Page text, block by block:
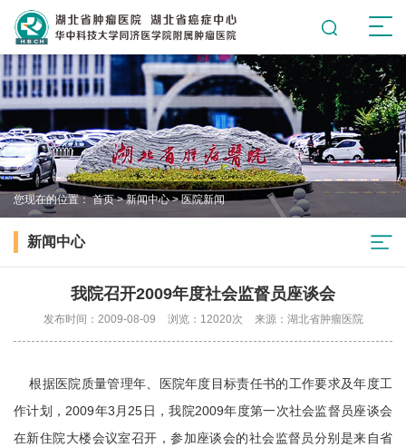
您现在的位置： 首页>新闻中心>医院新闻
新闻中心
我院召开2009年度社会监督员座谈会
发布时间：2009-08-09 浏览：12020次 来源：湖北省肿瘤医院
根据医院质量管理年、医院年度目标责任书的工作要求及年度工
作计划，2009年3月25日，我院2009年度第一次社会监督员座谈会
在新住院大楼会议室召开，参加座谈会的社会监督员分别是来自省